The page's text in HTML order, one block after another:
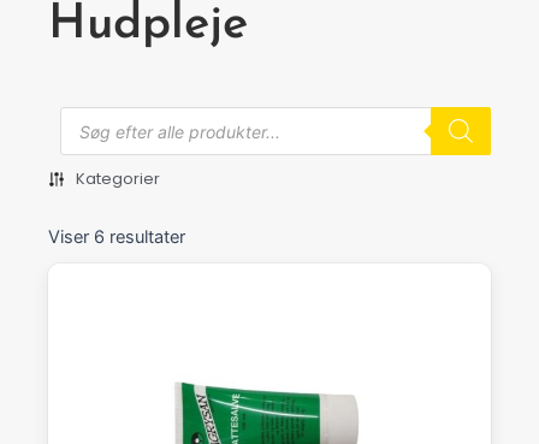
Hudpleje
Produkts
search
Kategorier
Viser 6 resultater